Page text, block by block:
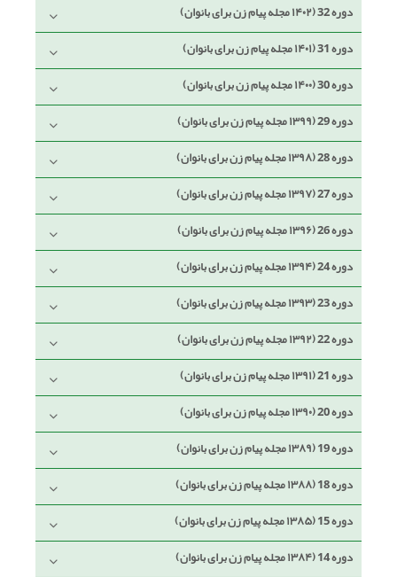
دوره 32 (۱۴۰۲ مجله پیام زن برای بانوان)
دوره 31 (۱۴۰۱ مجله پیام زن برای بانوان)
دوره 30 (۱۴۰۰ مجله پیام زن برای بانوان)
دوره 29 (۱۳۹۹ مجله پیام زن برای بانوان)
دوره 28 (۱۳۹۸ مجله پیام زن برای بانوان)
دوره 27 (۱۳۹۷ مجله پیام زن برای بانوان)
دوره 26 (۱۳۹۶ مجله پیام زن برای بانوان)
دوره 24 (۱۳۹۴ مجله پیام زن برای بانوان)
دوره 23 (۱۳۹۳ مجله پیام زن برای بانوان)
دوره 22 (۱۳۹۲ مجله پیام زن برای بانوان)
دوره 21 (۱۳۹۱ مجله پیام زن برای بانوان)
دوره 20 (۱۳۹۰ مجله پیام زن برای بانوان)
دوره 19 (۱۳۸۹ مجله پیام زن برای بانوان)
دوره 18 (۱۳۸۸ مجله پیام زن برای بانوان)
دوره 15 (۱۳۸۵ مجله پیام زن برای بانوان)
دوره 14 (۱۳۸۴ مجله پیام زن برای بانوان)